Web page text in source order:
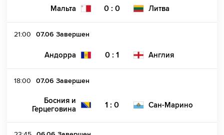
Мальта 0 : 0 Литва
21:00 07.06 Завершен
Андорра 0 : 1 Англия
18:00 07.06 Завершен
Босния и
Герцеговина
1 : 0 Сан-Марино